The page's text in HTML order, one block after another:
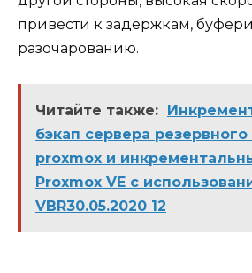
привести к задержкам,
разочарованию.
Читайте также:
бэкап сервера
proxmox и
Proxmox VE с
VBR30.05.2020 12